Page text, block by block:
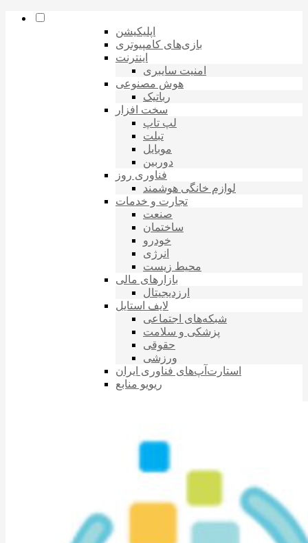
اپلیکیشن
بازی‌های کامپیوتری
اینترنت
امنیت سایبری
هوش مصنوعی
رباتیک
سخت افزار
لپ تاپ
تبلت
موبایل
دوربین
فناوری روز
لوازم خانگی هوشمند
تجارت و خدمات
صنعت
ساختمان
خودرو
انرژی
محیط زیست
بازارهای مالی
ارزدیجیتال
لایف استایل
شبکه‌های اجتماعی
پزشکی و سلامت
حقوقی
ورزشی
استارت‌آپ‌های فناوری ایران
ریویو منابع